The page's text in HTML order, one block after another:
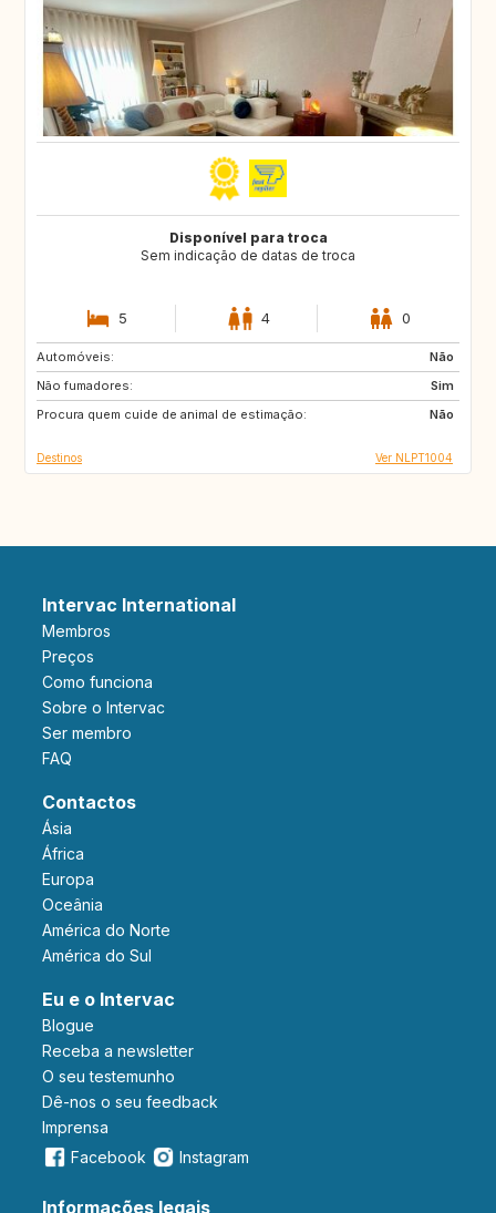
Disponível para troca
Sem indicação de datas de troca
5 4 0
Automóveis:
Não
Não fumadores:
Sim
Procura quem cuide de animal de estimação:
Não
CY
PT
8900
Destinos Ver NLPT1004
Intervac International
Membros
Preços
Como funciona
Sobre o Intervac
Ser membro
FAQ
Contactos
Ásia
África
Europa
Oceânia
América do Norte
América do Sul
Eu e o Intervac
Blogue
Receba a newsletter
O seu testemunho
Dê-nos o seu feedback
Imprensa
Facebook
Instagram
Informações legais